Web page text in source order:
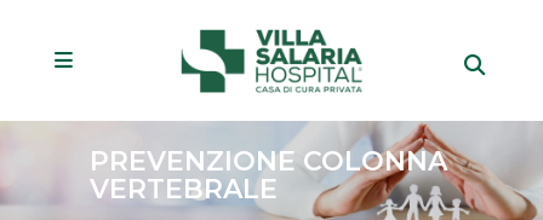
PREVENZIONE COLONNA
VERTEBRALE